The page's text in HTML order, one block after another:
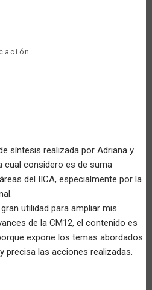
síntesis realizada por Adriana y
cual considero es de suma
del IICA, especialmente por la
utilidad para ampliar mis
de la CM12, el contenido es
expone los temas abordados
precisa las acciones realizadas.